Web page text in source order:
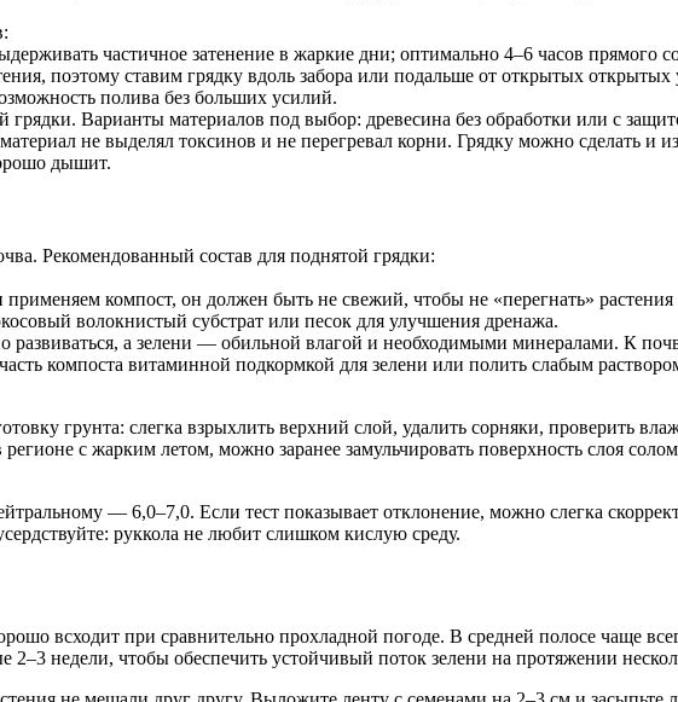
частичное затенение в жаркие дни; оптимально 4–6 часов прямого
поэтому ставим грядку вдоль забора или подальше от открытых открытых
полива без больших усилий.
Варианты материалов под выбор: древесина без обработки или с
не выделял токсинов и не перегревал корни. Грядку можно сделать и
дышит.
Рекомендованный состав для поднятой грядки:
компост, он должен быть не свежий, чтобы не «перегнать» растения
волокнистый субстрат или песок для улучшения дренажа.
а зелени — обильной влагой и необходимыми минералами. К
компоста витаминной подкормкой для зелени или полить слабым
грунта: слегка взрыхлить верхний слой, удалить сорняки, проверить
с жарким летом, можно заранее замульчировать поверхность слоя
— 6,0–7,0. Если тест показывает отклонение, можно слегка
руккола не любит слишком кислую среду.
всходит при сравнительно прохладной погоде. В средней полосе чаще
недели, чтобы обеспечить устойчивый поток зелени на протяжении